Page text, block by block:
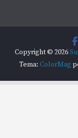
Copyright © 2026
Tema: ColorMag